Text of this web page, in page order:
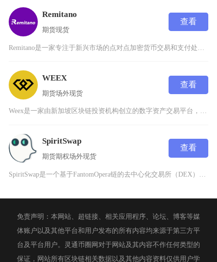
Remitano
期货现货
查看
WEEX
期货场外现货
查看
Weex是一家由新加坡区块链投资机构创立的数字资产交易平台，总部设于新加坡，已获得美国MS
SpiritSwap
期货期权场外现货
查看
免责声明：本网站、超链接、相关应用程序、论坛、博客等媒
体账户以及其他平台和用户发布的所有内容均来源于第三方平
台及平台用户。灵通币圈网对于网站及其内容不作任何类型的
保证，网站所有区块链相关数据以及其他内容资料仅供用户学